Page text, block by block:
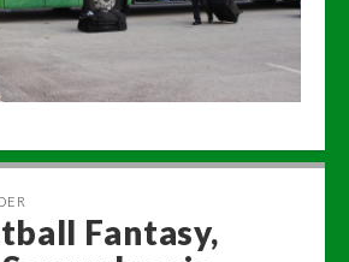
Fantasy,